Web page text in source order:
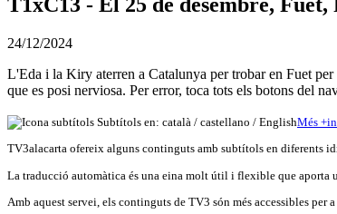
24/12/2024
L'Eda i la Kiry aterren a Catalunya per trobar en Fuet
que es posi nerviosa. Per error, toca tots els botons del
Subtítols en: català / castellano / EnglishMés +
TV3alacarta ofereix alguns continguts amb subtítols en diferents
La traducció automàtica és una eina molt útil i flexible que aporta
Amb aquest servei, els continguts de TV3 són més accessibles per